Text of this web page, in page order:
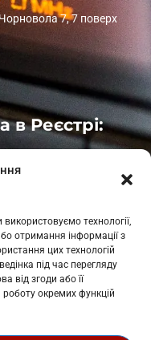
технології,
отримання інформації з
цих технологій
під час перегляду
від згоди або її
окремих функцій
7, 7 поверх
в Реєстрі: